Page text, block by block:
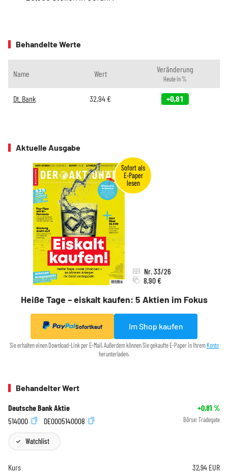
Behandelte Werte
Name Wert Veränderung
Heute in %
Dt. Bank 32,94 € +0,81
Aktuelle Ausgabe
Heiße Tage – eiskalt kaufen: 5 Aktien im Fokus
Nr. 33/26
8,90 €
Sofortkauf Im Shop kaufen
Sie erhalten einen Download-Link per E-Mail. Außerdem können Sie gekaufte E-Paper in Ihrem Konto
herunterladen.
Behandelter Wert
Deutsche Bank Aktie +0,81 %
514000
DE0005140008 Börse: Tradegate
Watchlist
Kurs 32,94 EUR